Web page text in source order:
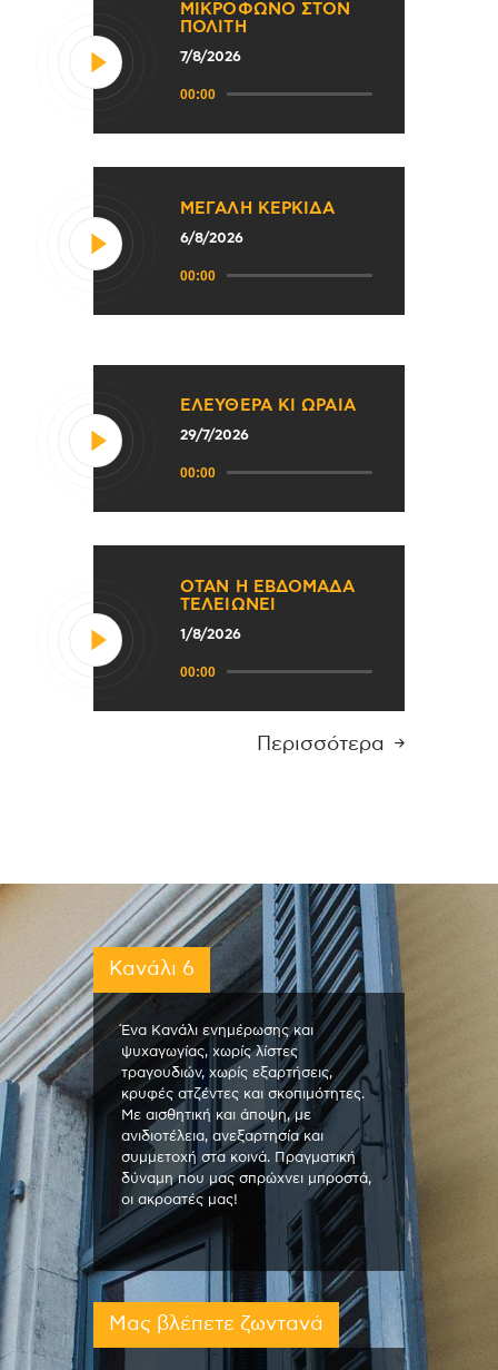
ΜΙΚΡΟΦΩΝΟ ΣΤΟΝ
ΠΟΛΙΤΗ
7/8/2026
Ήχου
00:00
ΜΕΓΑΛΗ ΚΕΡΚΙΔΑ
6/8/2026
Ήχου
00:00
ΕΛΕΥΘΕΡΑ ΚΙ ΩΡΑΙΑ
29/7/2026
Ήχου
00:00
ΟΤΑΝ Η ΕΒΔΟΜΑΔΑ
ΤΕΛΕΙΩΝΕΙ
1/8/2026
Ήχου
00:00
Περισσότερα
Κανάλι 6
Ένα Κανάλι ενημέρωσης και
ψυχαγωγίας, χωρίς λίστες
τραγουδιών, χωρίς εξαρτήσεις,
κρυφές ατζέντες και σκοπιμότητες.
Με αισθητική και άποψη, με
ανιδιοτέλεια, ανεξαρτησία και
συμμετοχή στα κοινά. Πραγματική
δύναμη που μας σπρώχνει μπροστά,
οι ακροατές μας!
Μας βλέπετε ζωντανά